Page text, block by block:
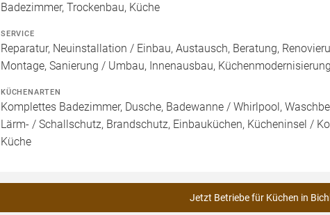
Badezimmer, Trockenbau, Küche
SERVICE
Reparatur, Neuinstallation / Einbau, Austausch, Beratung,
Montage, Sanierung / Umbau, Innenausbau, Küchenmodernisierung
KÜCHENARTEN
Komplettes Badezimmer, Dusche, Badewanne / Whirlpool,
Lärm- / Schallschutz, Brandschutz, Einbauküchen, Kücheninsel /
Küche
Jetzt Betriebe für Küchen in